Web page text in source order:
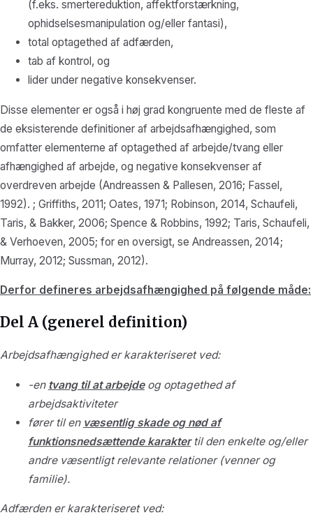
(f.eks. smertereduktion, affektforstærkning,
ophidselsesmanipulation og/eller fantasi),
total optagethed af adfærden,
tab af kontrol, og
lider under negative konsekvenser.
Disse elementer er også i høj grad kongruente med de fleste af
de eksisterende definitioner af arbejdsafhængighed, som
omfatter elementerne af optagethed af arbejde/tvang eller
afhængighed af arbejde, og negative konsekvenser af
overdreven arbejde (Andreassen & Pallesen, 2016; Fassel,
1992). ; Griffiths, 2011; Oates, 1971; Robinson, 2014, Schaufeli,
Taris, & Bakker, 2006; Spence & Robbins, 1992; Taris, Schaufeli,
& Verhoeven, 2005; for en oversigt, se Andreassen, 2014;
Murray, 2012; Sussman, 2012).
Derfor defineres arbejdsafhængighed på følgende måde:
Del A (generel definition)
Arbejdsafhængighed er karakteriseret ved:
-en tvang til at arbejdeog optagethed af
arbejdsaktiviteter
fører til en væsentlig skade og nød af
funktionsnedsættende karaktertil den enkelte og/eller
andre væsentligt relevante relationer (venner og
familie).
Adfærden er karakteriseret ved: